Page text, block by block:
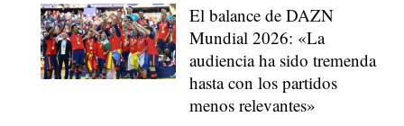
El balance de DAZN
Mundial 2026: «La
audiencia ha sido tremenda
hasta con los partidos
menos relevantes»